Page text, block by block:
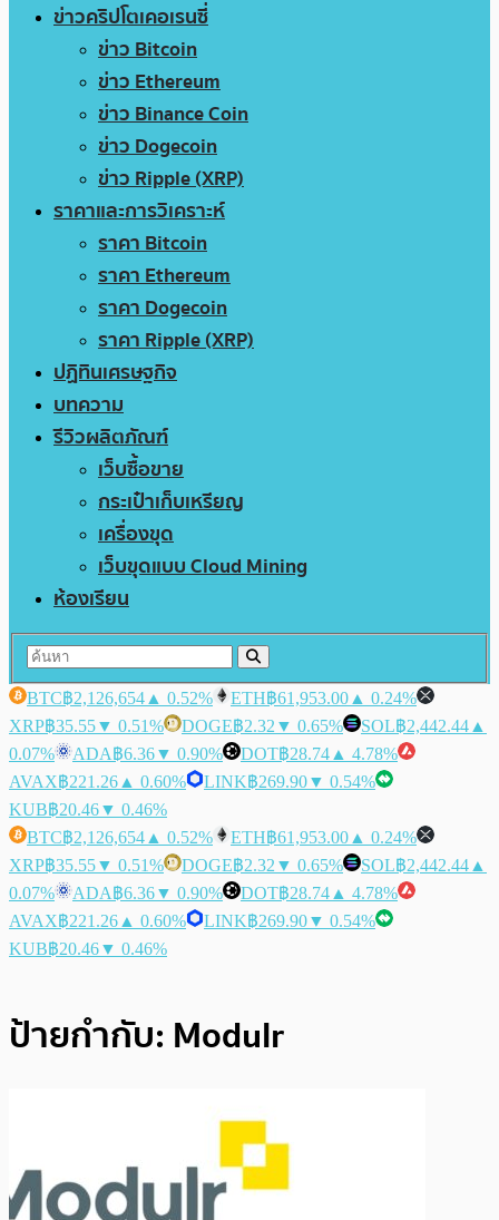
ข่าวคริปโตเคอเรนซี่
ข่าว Bitcoin
ข่าว Ethereum
ข่าว Binance Coin
ข่าว Dogecoin
ข่าว Ripple (XRP)
ราคาและการวิเคราะห์
ราคา Bitcoin
ราคา Ethereum
ราคา Dogecoin
ราคา Ripple (XRP)
ปฏิทินเศรษฐกิจ
บทความ
รีวิวผลิตภัณฑ์
เว็บซื้อขาย
กระเป๋าเก็บเหรียญ
เครื่องขุด
เว็บขุดแบบ Cloud Mining
ห้องเรียน
BTC฿2,126,654 ▲ 0.52% ETH฿61,953.00 ▲ 0.24%
XRP฿35.55▼ 0.51% DOGE฿2.32 ▼ 0.65% SOL฿2,442.44 ▲
0.07%
ADA฿6.36▼ 0.90% DOT฿28.74 ▲ 4.78%
AVAX฿221.26 ▲ 0.60% LINK฿269.90▼ 0.54%
KUB฿20.46▼ 0.46%
BTC฿2,126,654 ▲ 0.52% ETH฿61,953.00 ▲ 0.24%
XRP฿35.55▼ 0.51% DOGE฿2.32 ▼ 0.65% SOL฿2,442.44 ▲
0.07%
ADA฿6.36▼ 0.90% DOT฿28.74 ▲ 4.78%
AVAX฿221.26 ▲ 0.60% LINK฿269.90▼ 0.54%
KUB฿20.46▼ 0.46%
ป้ายกำกับ: Modulr